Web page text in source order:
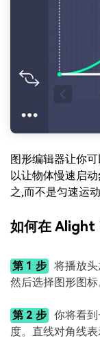
图形编辑器让你
以让物体慢速启
之,而不是匀速运动
如何在 Alight
第 1 步 将播放
然后选择图形图标
第 2 步 你将看
度。直线对角线